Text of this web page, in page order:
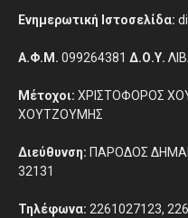
Ενημερωτική Ιστοσελίδα:
Α.Φ.Μ. 099264381 Δ.Ο.Υ.
Μέτοχοι: ΧΡΙΣΤΟΦΟΡΟΣ
ΧΟΥΤΖΟΥΜΗΣ
Διεύθυνση: ΠΑΡΟΔΟΣ
32131
Τηλέφωνα: 2261027123,